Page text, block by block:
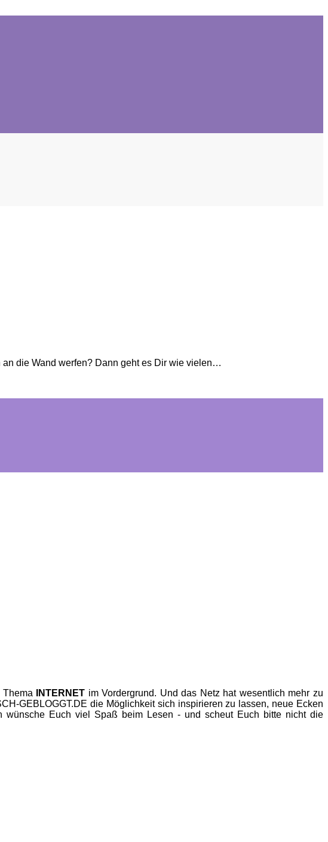
die Wand werfen? Dann geht es Dir wie vielen…
INTERNET im Vordergrund. Und das Netz hat wesentlich mehr zu
GEBLOGGT.DE die Möglichkeit sich inspirieren zu lassen, neue Ecken
wünsche Euch viel Spaß beim Lesen - und scheut Euch bitte nicht die